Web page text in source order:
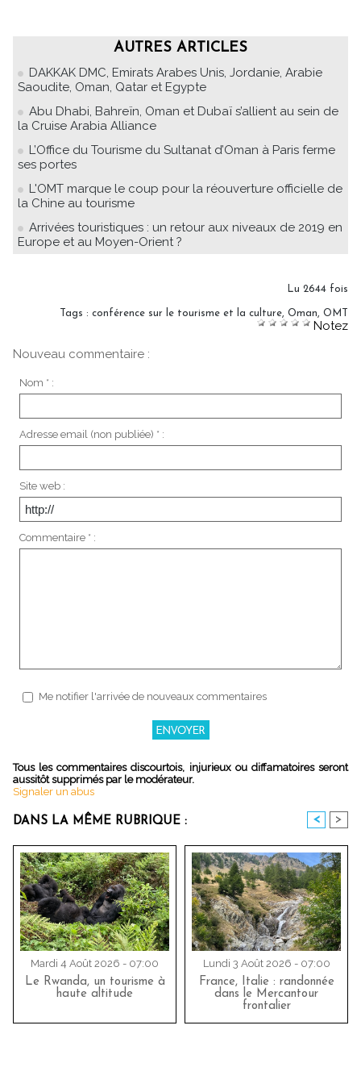
AUTRES ARTICLES
DAKKAK DMC, Emirats Arabes Unis, Jordanie, Arabie
Saoudite, Oman, Qatar et Egypte
Abu Dhabi, Bahreïn, Oman et Dubaï s’allient au sein de
la Cruise Arabia Alliance
L’Office du Tourisme du Sultanat d’Oman à Paris ferme
ses portes
L'OMT marque le coup pour la réouverture officielle de
la Chine au tourisme
Arrivées touristiques : un retour aux niveaux de 2019 en
Europe et au Moyen-Orient ?
Lu 2644 fois
Tags : conférence sur le tourisme et la culture, Oman, OMT
Notez
Nouveau commentaire :
Nom * :
Adresse email (non publiée) * :
Site web :
Commentaire * :
Me notifier l'arrivée de nouveaux commentaires
Tous les commentaires discourtois, injurieux ou diffamatoires seront
aussitôt supprimés par le modérateur.
Signaler un abus
DANS LA MÊME RUBRIQUE : < >
Mardi 4 Août 2026 - 07:00
Le Rwanda, un tourisme à
haute altitude
Lundi 3 Août 2026 - 07:00
France, Italie : randonnée
dans le Mercantour
frontalier